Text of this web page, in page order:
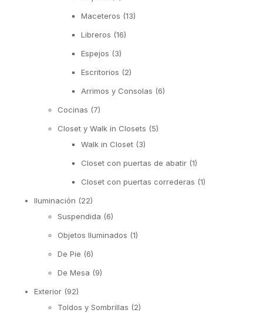
Maceteros (13)
Libreros (16)
Espejos (3)
Escritorios (2)
Arrimos y Consolas (6)
Cocinas (7)
Closet y Walk in Closets (5)
Walk in Closet (3)
Closet con puertas de abatir (1)
Closet con puertas correderas (1)
Iluminación (22)
Suspendida (6)
Objetos Iluminados (1)
De Pie (6)
De Mesa (9)
Exterior (92)
Toldos y Sombrillas (2)